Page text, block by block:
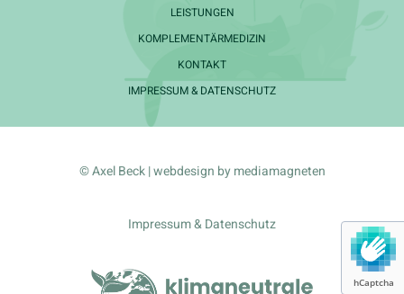
hCaptcha
LEISTUNGEN
KOMPLEMENTÄRMEDIZIN
KONTAKT
IMPRESSUM & DATENSCHUTZ
© Axel Beck | webdesign by mediamagneten
Impressum & Datenschutz